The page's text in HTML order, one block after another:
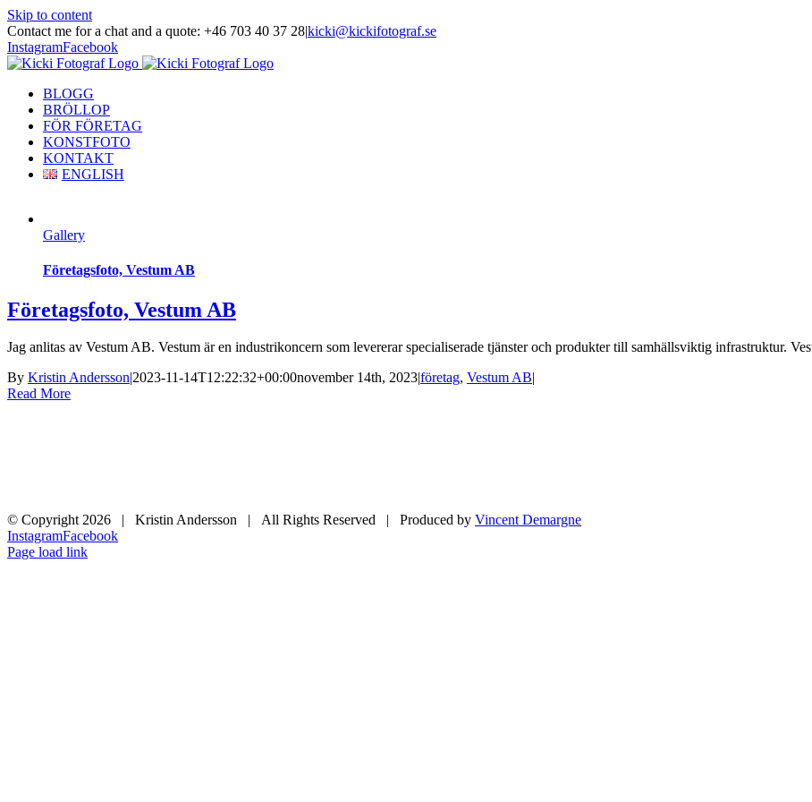
Skip to content
Contact me for a chat and a quote: +46 703 40 37 28|kicki@kickifotograf.se
InstagramFacebook
BLOGG
BRÖLLOP
FÖR FÖRETAG
KONSTFOTO
KONTAKT
ENGLISH
Gallery
Företagsfoto, Vestum AB
Företagsfoto, Vestum AB
Jag anlitas av Vestum AB. Vestum är en industrikoncern som levererar specialiserade tjänster och produkter till samhällsviktig infrastruktur.
By Kristin Andersson|2023-11-14T12:22:32+00:00november 14th, 2023|företag, Vestum AB|
Read More
© Copyright 2026 | Kristin Andersson | All Rights Reserved | Produced by Vincent Demargne
InstagramFacebook
Page load link